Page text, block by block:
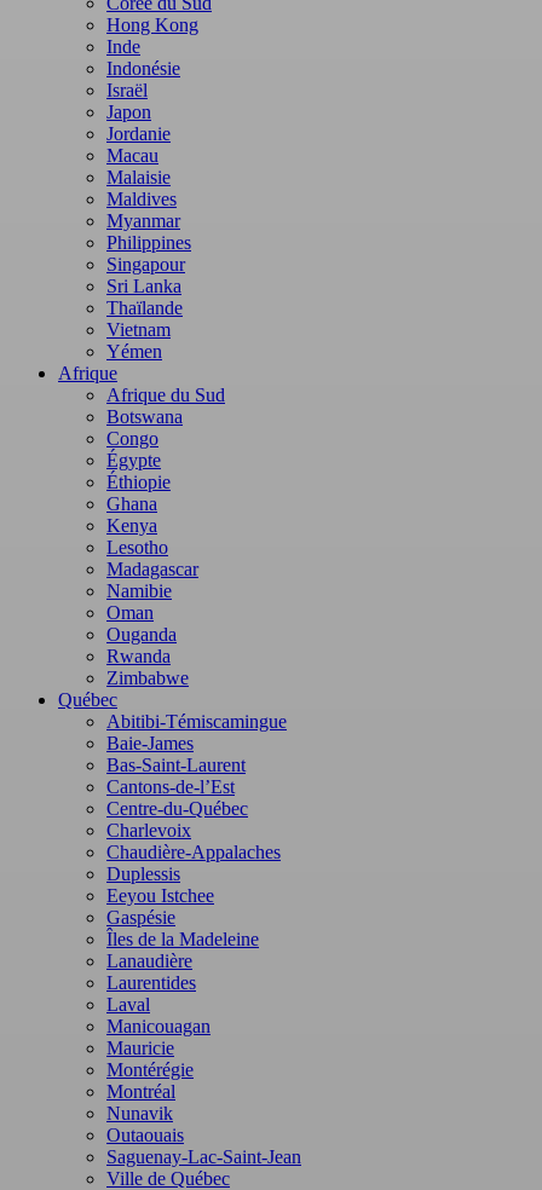
Hong Kong
Inde
Indonésie
Israël
Japon
Jordanie
Macau
Malaisie
Maldives
Myanmar
Philippines
Singapour
Sri Lanka
Thaïlande
Vietnam
Yémen
Afrique
Afrique du Sud
Botswana
Congo
Égypte
Éthiopie
Ghana
Kenya
Lesotho
Madagascar
Namibie
Oman
Ouganda
Rwanda
Zimbabwe
Québec
Abitibi-Témiscamingue
Baie-James
Bas-Saint-Laurent
Cantons-de-l’Est
Centre-du-Québec
Charlevoix
Chaudière-Appalaches
Duplessis
Eeyou Istchee
Gaspésie
Îles de la Madeleine
Lanaudière
Laurentides
Laval
Manicouagan
Mauricie
Montérégie
Montréal
Nunavik
Outaouais
Saguenay-Lac-Saint-Jean
Ville de Québec